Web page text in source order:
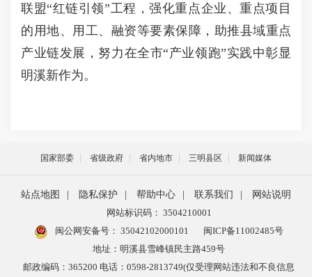
联盟“红链引领”工程，强化重点企业、重点项目
的用地、用工、融资等要素保障，助推县域重点
产业链发展，努力在全市“产业领跑”实践中彰显
明溪新作为。
国家部委 省级政府 省内地市 三明县区 新闻媒体
站点地图 隐私保护 帮助中心 联系我们
网站说明
网站标识码： 3504210001
闽公网安备号： 35042102000101
闽ICP备11002485号
地址：明溪县雪峰镇民主路459号
邮政编码：365200 电话：0598-2813749(仅受理网站违法和不良信息